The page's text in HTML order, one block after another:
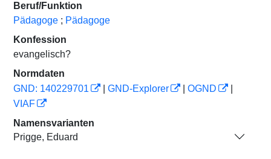
Beruf/Funktion
Pädagoge ; Pädagoge
Konfession
evangelisch?
Normdaten
GND: 140229701
GND-Explorer OGND
VIAF
Namensvarianten
Prigge, Eduard